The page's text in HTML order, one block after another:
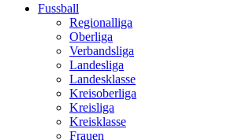
Fussball
Regionalliga
Oberliga
Verbandsliga
Landesliga
Landesklasse
Kreisoberliga
Kreisliga
Kreisklasse
Frauen